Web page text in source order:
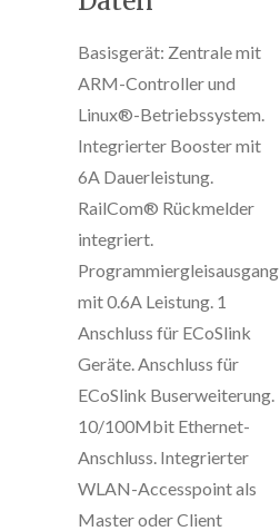
Basisgerät: Zentrale mit
ARM-Controller und
Linux®-Betriebssystem.
Integrierter Booster mit
6A Dauerleistung.
RailCom® Rückmelder
integriert.
Programmiergleisausgang
mit 0.6A Leistung. 1
Anschluss für ECoSlink
Geräte. Anschluss für
ECoSlink Buserweiterung.
10/100Mbit Ethernet-
Anschluss. Integrierter
WLAN-Accesspoint als
Master oder Client